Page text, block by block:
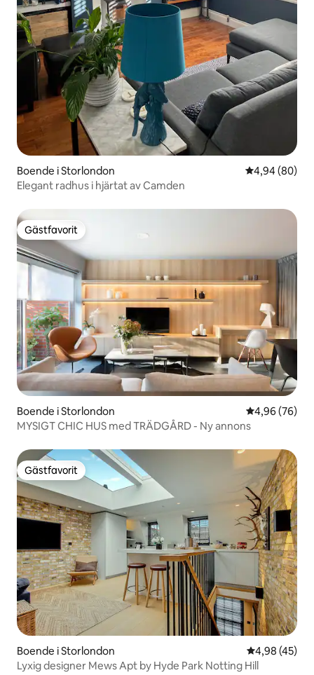
Boende i Storlondon 4,94 av 5 i
4,94 (80)
Elegant radhus i hjärtat av Camden
Gästfavorit
Gästfavorit
Boende i Storlondon 4,96 av 5 i
4,96 (76)
MYSIGT CHIC HUS med TRÄDGÅRD - Ny annons
Gästfavorit
Gästfavorit
Boende i Storlondon 4,98 av 5 i
4,98 (45)
Lyxig designer Mews Apt by Hyde Park Notting Hill